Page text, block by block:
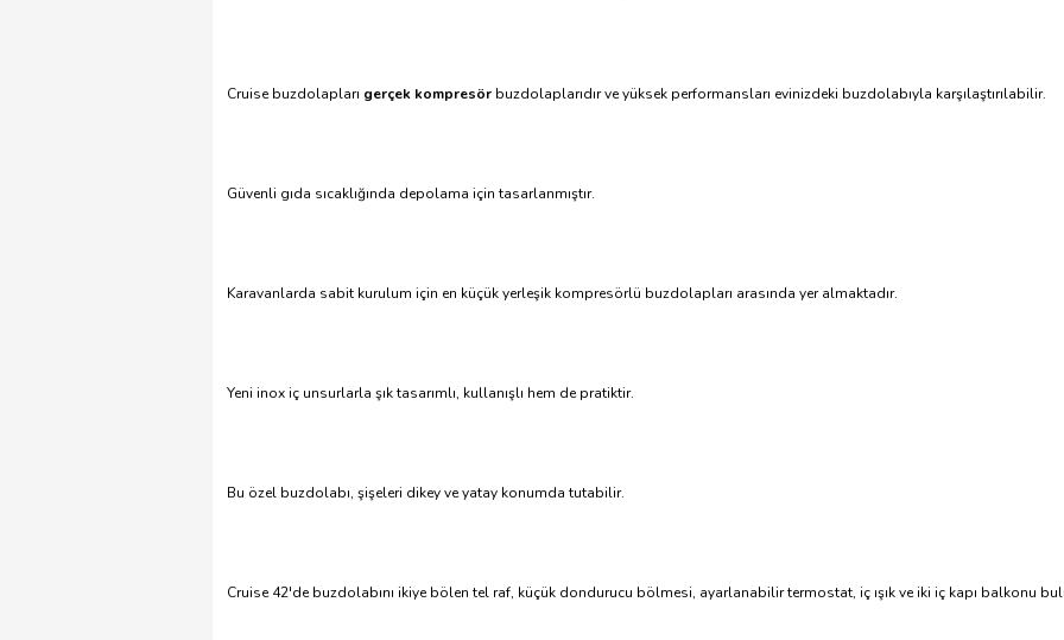
Cruise buzdolapları gerçek kompresör buzdolaplarıdır ve yüksek performansları evinizdeki buzdolabıyla karşılaştırılabilir.
Güvenli gıda sıcaklığında depolama için tasarlanmıştır.
Karavanlarda sabit kurulum için en küçük yerleşik kompresörlü buzdolapları arasında yer almaktadır.
Yeni inox iç unsurlarla şık tasarımlı, kullanışlı hem de pratiktir.
Bu özel buzdolabı, şişeleri dikey ve yatay konumda tutabilir.
Cruise 42'de buzdolabını ikiye bölen tel raf, küçük dondurucu bölmesi, ayarlanabilir termostat, iç ışık ve iki iç kapı balkonu